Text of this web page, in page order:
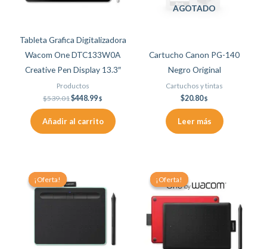
Tableta Grafica Digitalizadora
Wacom One DTC133W0A
Creative Pen Display 13.3″
Productos
$539.01$448.99$
Añadir al carrito
AGOTADO
Cartucho Canon PG-140
Negro Original
Cartuchos y tintas
$20.80$
Leer más
¡Oferta!
¡Oferta!
through
$115.90
producto
tiene
Las
¡Oferta!
¡Oferta!
was:
$58.50.
is:
$54.99.